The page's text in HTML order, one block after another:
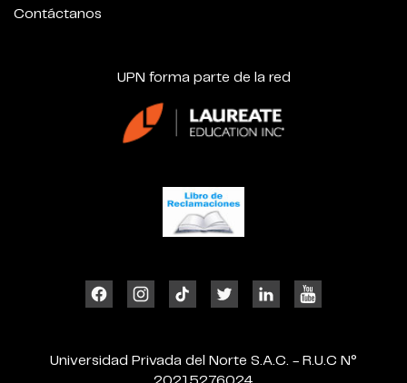
Contáctanos
UPN forma parte de la red
Universidad Privada del Norte S.A.C. - R.U.C N°